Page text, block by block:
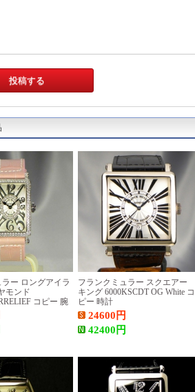
ー ロングアイラ
モンド
コピー 腕
フランクミュラー スクエアー
キング 6000KSCDT OG White コ
ピー 時計
24600 円
42400 円